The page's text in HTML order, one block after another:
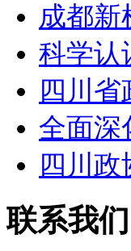
成都新
科学认
四川
全面深
四川
联系我们